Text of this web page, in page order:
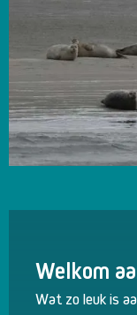
Welkom
Wat zo leuk is